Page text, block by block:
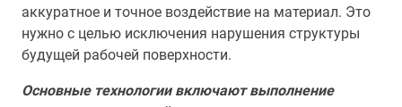
аккуратное и точное воздействие на материал. Это
нужно с целью исключения нарушения структуры
будущей рабочей поверхности.
Основные технологии включают выполнение